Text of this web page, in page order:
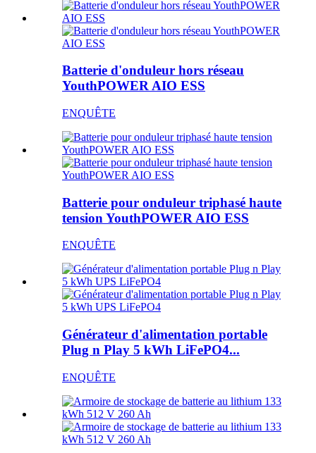
Batterie d'onduleur hors réseau
YouthPOWER AIO ESS
ENQUÊTE
Batterie pour onduleur triphasé haute
tension YouthPOWER AIO ESS
ENQUÊTE
Générateur d'alimentation portable
Plug n Play 5 kWh LiFePO4...
ENQUÊTE